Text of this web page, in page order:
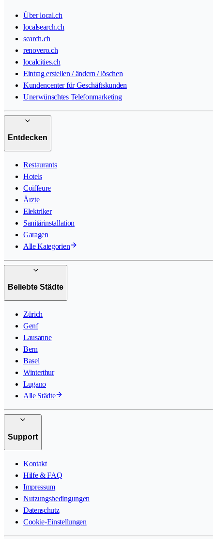
Über local.ch
localsearch.ch
search.ch
renovero.ch
localcities.ch
Eintrag erstellen / ändern / löschen
Kundencenter für Geschäftskunden
Unerwünschtes Telefonmarketing
Entdecken
Restaurants
Hotels
Coiffeure
Ärzte
Elektriker
Sanitärinstallation
Garagen
Alle Kategorien
Beliebte Städte
Zürich
Genf
Lausanne
Bern
Basel
Winterthur
Lugano
Alle Städte
Support
Kontakt
Hilfe & FAQ
Impressum
Nutzungsbedingungen
Datenschutz
Cookie-Einstellungen